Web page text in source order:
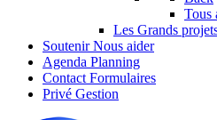
Tous
Les Grands
Soutenir Nous aider
Agenda Planning
Contact Formulaires
Privé Gestion